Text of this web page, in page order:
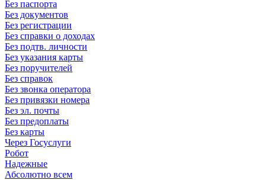
Без паспорта
Без документов
Без регистрации
Без справки о доходах
Без подтв. личности
Без указания карты
Без поручителей
Без справок
Без звонка оператора
Без привязки номера
Без эл. почты
Без предоплаты
Без карты
Через Госуслуги
Робот
Надежные
Абсолютно всем